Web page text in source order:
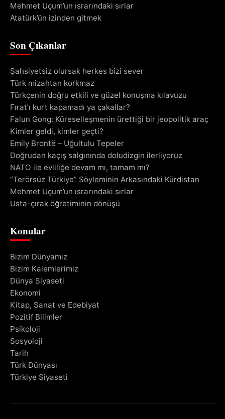
Mehmet Uçum’un ısrarındaki sırlar
Atatürk’ün izinden gitmek
Son Çıkanlar
Şahsiyetsiz olursak herkes bizi sever
Türk mizahtan korkmaz
Türkçenin doğru etkili ve güzel konuşma kılavuzu
Fırat’ı kurt kapamadı ya çakallar?
Falun Gong: Küreselleşmenin ürettiği bir jeopolitik araç
Kimler geldi, kimler geçti?
Emily Brontë – Uğultulu Tepeler
Doğrudan kaçış salgınında doludizgin ilerliyoruz
NATO ile evliliğe devam mı, tamam mı?
“Terörsüz Türkiye” Söyleminin Arkasındaki Kürdistan
Mehmet Uçum’un ısrarındaki sırlar
Usta-çırak öğretiminin dönüşü
Konular
Bizim Dünyamız
Bizim Kalemlerimiz
Dünya Siyaseti
Ekonomi
Kitap, Sanat ve Edebiyat
Pozitif Bilimler
Psikoloji
Sosyoloji
Tarih
Türk Dünyası
Türkiye Siyaseti